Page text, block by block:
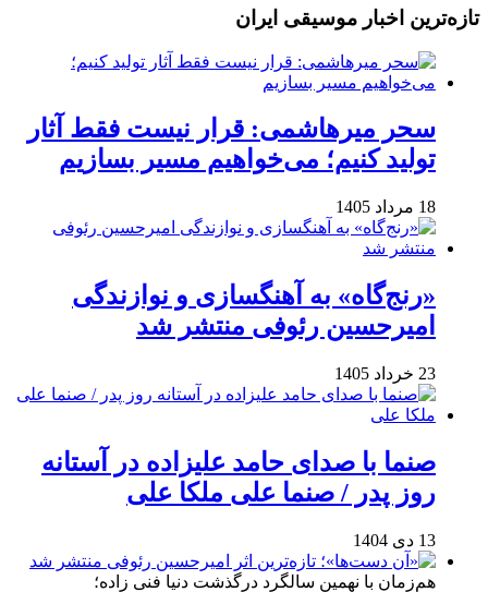
تازه‌ترین اخبار موسیقی ایران
سحر میرهاشمی: قرار نیست فقط آثار
تولید کنیم؛ می‌خواهیم مسیر بسازیم
18 مرداد 1405
«رنج‌گاه» به آهنگسازی و نوازندگی
امیرحسین رئوفی منتشر شد
23 خرداد 1405
صنما با صدای حامد علیزاده در آستانه
روز پدر / صنما علی ملکا علی
13 دی 1404
هم‌زمان با نهمین سالگرد درگذشت دنیا فنی زاده؛